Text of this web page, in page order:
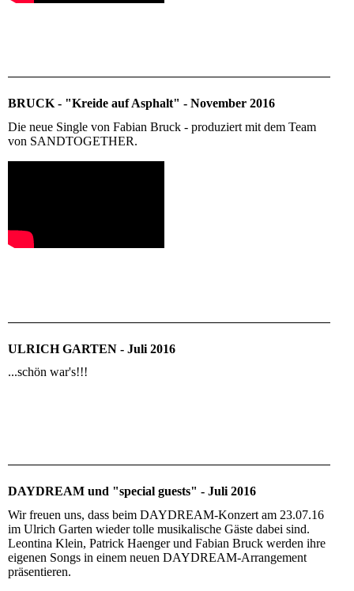
BRUCK - "Kreide auf Asphalt" - November 2016
Die neue Single von Fabian Bruck - produziert mit dem Team
von SANDTOGETHER.
ULRICH GARTEN - Juli 2016
...schön war's!!!
DAYDREAM und "special guests" - Juli 2016
Wir freuen uns, dass beim DAYDREAM-Konzert am 23.07.16
im Ulrich Garten wieder tolle musikalische Gäste dabei sind.
Leontina Klein, Patrick Haenger und Fabian Bruck werden ihre
eigenen Songs in einem neuen DAYDREAM-Arrangement
präsentieren.